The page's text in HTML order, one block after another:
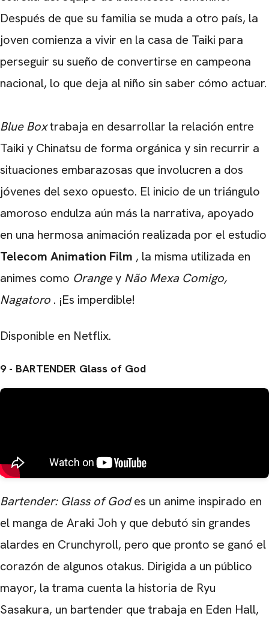
Después de que su familia se muda a otro país, la
joven comienza a vivir en la casa de Taiki para
perseguir su sueño de convertirse en campeona
nacional, lo que deja al niño sin saber cómo actuar.
Blue Boxtrabaja en desarrollar la relación entre
Taiki y Chinatsu de forma orgánica y sin recurrir a
situaciones embarazosas que involucren a dos
jóvenes del sexo opuesto. El inicio de un triángulo
amoroso endulza aún más la narrativa, apoyado
en una hermosa animación realizada por el estudio
Telecom Animation Film , la misma utilizada en
animes como Orangey Não Mexa Comigo,
Nagatoro . ¡Es imperdible!
Disponible en Netflix.
9 - BARTENDER Glass of God
Bartender: Glass of Godes un anime inspirado en
el manga de Araki Joh y que debutó sin grandes
alardes en Crunchyroll, pero que pronto se ganó el
corazón de algunos otakus. Dirigida a un público
mayor, la trama cuenta la historia de Ryu
Sasakura, un bartender que trabaja en Eden Hall,